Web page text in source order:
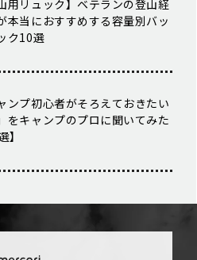
用リュック】ベテランの登山経
本当におすすめする容量別バッ
ク10選
ンプ初心者がそろえておきたい
をキャンプのプロに聞いてみた
】